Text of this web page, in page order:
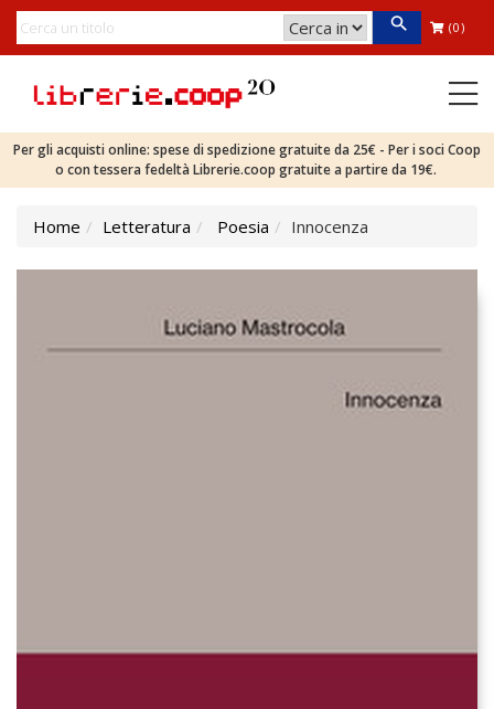
(0)
Per gli acquisti online: spese di spedizione gratuite da 25€ - Per i soci Coop
o con tessera fedeltà Librerie.coop gratuite a partire da 19€.
Home Letteratura Poesia Innocenza